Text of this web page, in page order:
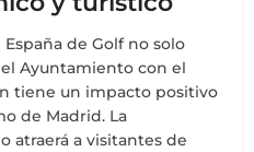
de Golf no solo
Ayuntamiento con el
tiene un impacto positivo
de Madrid. La
atraerá a visitantes de